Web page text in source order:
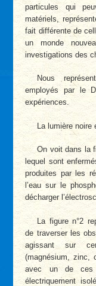
particules qui
matériels,
fait différente de
un monde
investigations des
Nous
employés par le D
expériences.
La lumière
On voit dans la
lequel sont
produites par les
l’eau sur le
décharger
La figure n°2
de traverser les
agissant sur
(magnésium, zinc,
avec un de
électriquement